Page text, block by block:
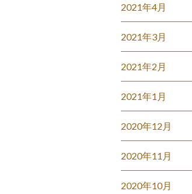
2021年4月
2021年3月
2021年2月
2021年1月
2020年12月
2020年11月
2020年10月